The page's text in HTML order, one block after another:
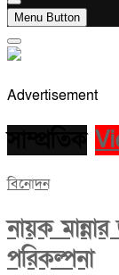
Menu Button
Advertisement
বিনোদন
নায়ক
পরিকল্পনা